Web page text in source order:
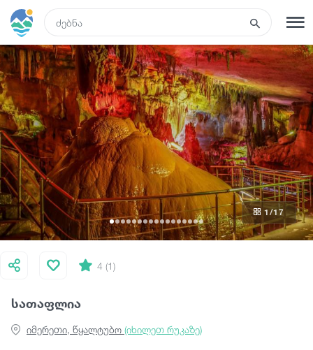
რეგისტრაცია შესვლა
ტურები
სასტუმროები
ტრანსპორტი
რა ვნახოთ
გიდები
სათაფლია
იმერეთი, წყალტუბო (იხილეთ რუკაზე)
4 (1)
1 /17